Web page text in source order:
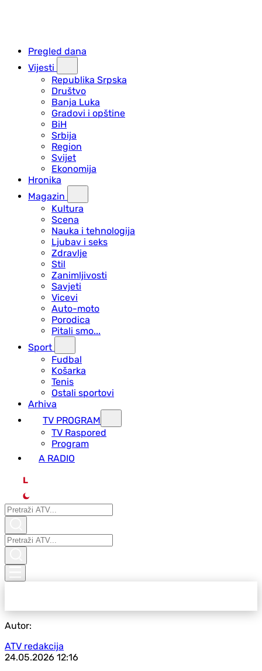
Pregled dana
Vijesti
Republika Srpska
Društvo
Banja Luka
Gradovi i opštine
BiH
Srbija
Region
Svijet
Ekonomija
Hronika
Magazin
Kultura
Scena
Nauka i tehnologija
Ljubav i seks
Zdravlje
Stil
Zanimljivosti
Savjeti
Vicevi
Auto-moto
Porodica
Pitali smo...
Sport
Fudbal
Košarka
Tenis
Ostali sportovi
Arhiva
TV PROGRAM
ТV Raspored
Program
A RADIO
L
Autor:
ATV redakcija
24.05.2026 12:16